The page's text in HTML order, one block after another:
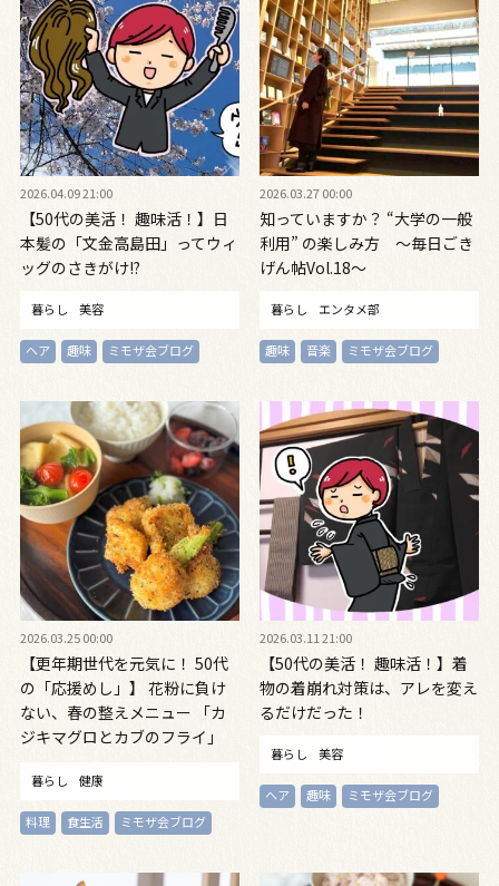
2026.04.09 21:00
【50代の美活！ 趣味活！】日
本髪の「文金高島田」ってウィ
ッグのさきがけ!?
暮らし 美容
ヘア 趣味 ミモザ会ブログ
2026.03.27 00:00
知っていますか？ “大学の一般
利用” の楽しみ方 ～毎日ごき
げん帖Vol.18～
暮らし エンタメ部
趣味 音楽 ミモザ会ブログ
2026.03.25 00:00
【更年期世代を元気に！ 50代
の「応援めし」】 花粉に負け
ない、春の整えメニュー 「カ
ジキマグロとカブのフライ」
のみそ汁」vol.17
暮らし 健康
料理 食生活 ミモザ会ブログ
2026.03.11 21:00
【50代の美活！ 趣味活！】着
物の着崩れ対策は、アレを変え
るだけだった！
暮らし 美容
ヘア 趣味 ミモザ会ブログ